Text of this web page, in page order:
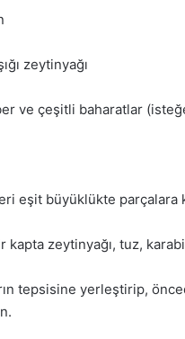
zeytinyağı
ve çeşitli baharatlar
eşit büyüklükte parçalara
kapta zeytinyağı, tuz,
tepsisine yerleştirip,